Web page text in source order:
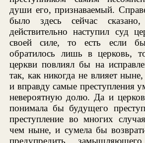
души его, признаваемый.
было здесь сейчас
действительно наступил суд
своей силе, то есть если
обратилось лишь в церковь,
церкви повлиял бы на
так, как никогда не влияет
и вправду самые преступления
невероятную долю. Да и
понимала бы будущего
преступление во многих
чем ныне, и сумела бы
предупредить